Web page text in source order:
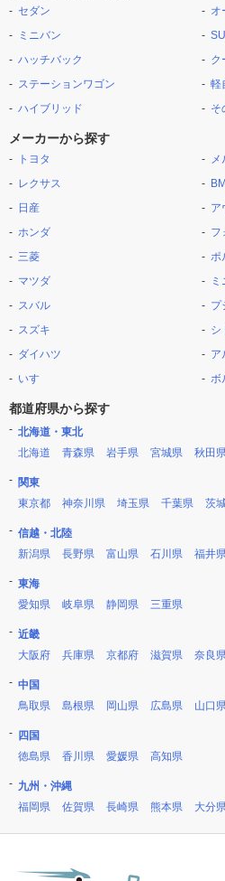
セダン
ミニバン
ハッチバック
ステーションワゴン
ハイブリッド
オ
ク
軽
そ
メーカーから探す
トヨタ
レクサス
日産
ホンダ
三菱
マツダ
スバル
スズキ
ダイハツ
いすゞ
メ
ア
フ
ポ
ミ
プ
シ
ボ
都道府県から探す
北海道・東北
北海道
青森県 岩手県 宮城県 秋田
関東
東京都
神奈川県 埼玉県 千葉県 茨
信越・北陸
新潟県
長野県 富山県 石川県 福井
東海
愛知県
岐阜県 静岡県 三重県
近畿
大阪府
兵庫県 京都府 滋賀県 奈良
中国
鳥取県
島根県 岡山県 広島県 山口
四国
徳島県
香川県 愛媛県 高知県
九州・沖縄
福岡県
佐賀県 長崎県 熊本県 大分